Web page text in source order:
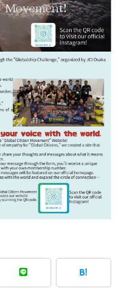
B!